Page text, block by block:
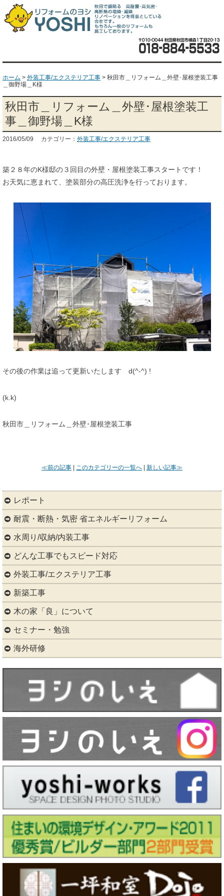
ホーム > 外装工事/エクステリア工事 > 秋田市＿リフォーム＿外壁･屋根塗装工事
＿御野場＿K様
秋田市＿リフォーム＿外壁･屋根塗装工
事＿御野場＿K様
2016/05/09 カテゴリー： 外装工事/エクステリア工事
築２８年のK様邸の３回目の外壁・屋根塗装工事スタートです！
お天気に恵まれて、塗装部分の高圧洗浄を行っております。
その後の作業は追って更新いたします d(^-^) !
(k.k)
秋田市＿リフォーム＿外壁･屋根塗装工事
≪前の記事 このカテゴリーの一覧へ 新しい記事≫
レポート
耐震・断熱・気密 省エネルギーリフォーム
水周り/収納/内装工事
どんな工事でもスピード対応
外装工事/エクステリア工事
新築工事
木の家「良」について
セミナー・勉強
海外研修